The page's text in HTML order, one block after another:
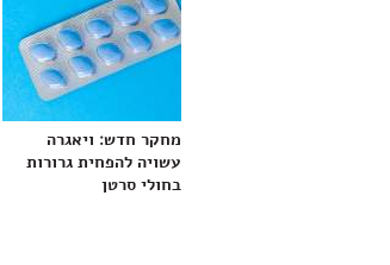
מחקר חדש: ויאגרה
עשויה להפחית גרורות
בחולי סרטן